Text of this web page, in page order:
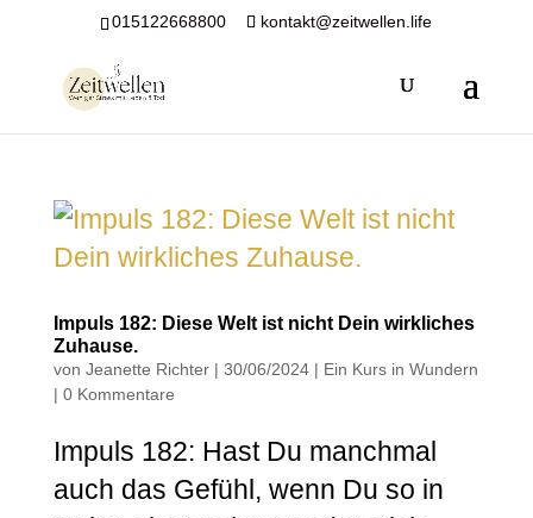
015122668800 kontakt@zeitwellen.life
Impuls 182: Diese Welt ist nicht Dein wirkliches
Zuhause.
von Jeanette Richter| 30/06/2024| Ein Kurs in Wundern
| 0 Kommentare
Impuls 182: Hast Du manchmal
auch das Gefühl, wenn Du so in